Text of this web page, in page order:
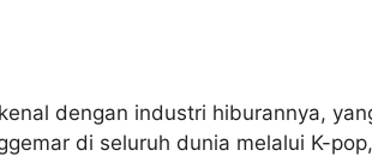
dengan industri hiburannya,
di seluruh dunia melalui K-pop,